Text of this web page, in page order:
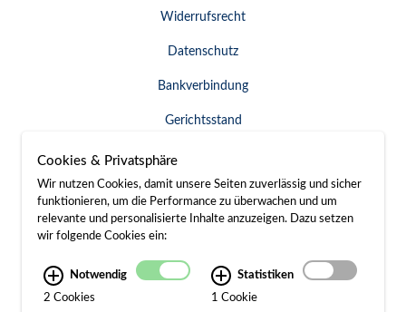
Widerrufsrecht
Datenschutz
Bankverbindung
Gerichtsstand
Widerruf erklären
SERVICE & KONTAKT
Besuch / Anfahrt
Kontakt
Cookies & Privatsphäre
Wir nutzen Cookies, damit unsere Seiten zuverlässig und sicher
funktionieren, um die Performance zu überwachen und um
relevante und personalisierte Inhalte anzuzeigen. Dazu setzen
wir folgende Cookies ein:
Notwendig
2 Cookies
Statistiken
1 Cookie